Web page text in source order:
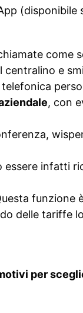
(disponibile
come
centralino e
, con
essere infatti
funzione
delle tariffe
per